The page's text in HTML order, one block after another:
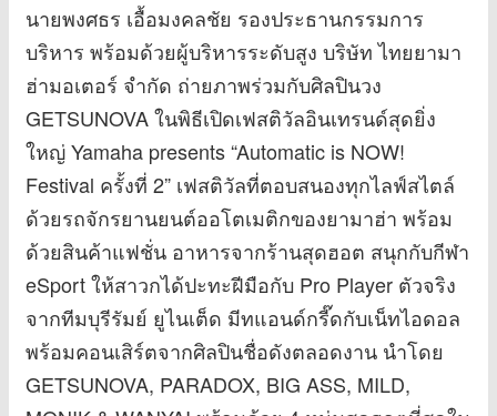
นายพงศธร เอื้อมงคลชัย รองประธานกรรมการ
บริหาร พร้อมด้วยผู้บริหารระดับสูง บริษัท ไทยยามา
ฮ่ามอเตอร์ จำกัด ถ่ายภาพร่วมกับศิลปินวง
GETSUNOVA ในพิธีเปิดเฟสติวัลอินเทรนด์สุดยิ่ง
ใหญ่ Yamaha presents “Automatic is NOW!
Festival ครั้งที่ 2” เฟสติวัลที่ตอบสนองทุกไลฟ์สไตล์
ด้วยรถจักรยานยนต์ออโตเมติกของยามาฮ่า พร้อม
ด้วยสินค้าแฟชั่น อาหารจากร้านสุดฮอต สนุกกับกีฬา
eSport ให้สาวกได้ปะทะฝีมือกับ Pro Player ตัวจริง
จากทีมบุรีรัมย์ ยูไนเต็ด มีทแอนด์กรี๊ดกับเน็ทไอดอล
พร้อมคอนเสิร์ตจากศิลปินชื่อดังตลอดงาน นำโดย
GETSUNOVA, PARADOX, BIG ASS, MILD,